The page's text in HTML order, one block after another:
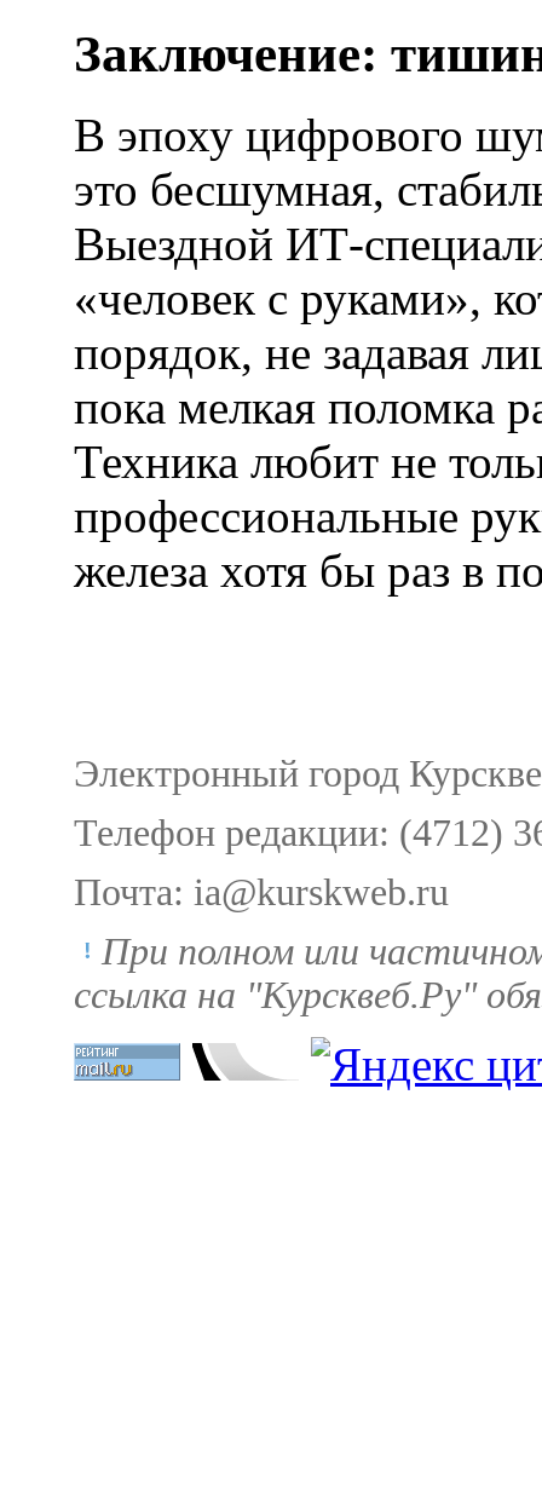
Заключение:
В эпоху цифрового
это бесшумная,
Выездной ИТ-
«человек с руками»,
порядок, не задавая
пока мелкая поломка
Техника любит не
профессиональные
железа хотя бы раз в
Электронный город
Телефон редакции: (4712)
Почта: ia@kurskweb.ru
При полном или
ссылка на "Курсквеб.Ру"